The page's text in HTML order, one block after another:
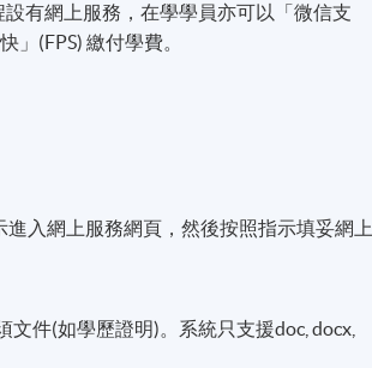
有網上服務，在學學員亦可以「微信支
」(FPS) 繳付學費。
進入網上服務網頁，然後按照指示填妥網上
件(如學歷證明)。系統只支援doc, docx,